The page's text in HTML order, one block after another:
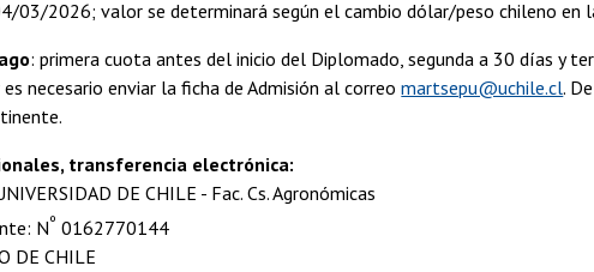
03/2026; valor se determinará según el cambio dólar/peso chileno en
: primera cuota antes del inicio del Diplomado, segunda a 30 días y
necesario enviar la ficha de Admisión al correomartsepu@uchile.cl.
transferencia electrónica:
DE CHILE - Fac. Cs. Agronómicas
Nº 0162770144
DE CHILE